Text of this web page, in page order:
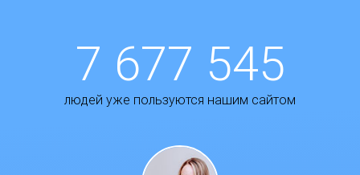
7 677 545
людей уже пользуются нашим сайтом